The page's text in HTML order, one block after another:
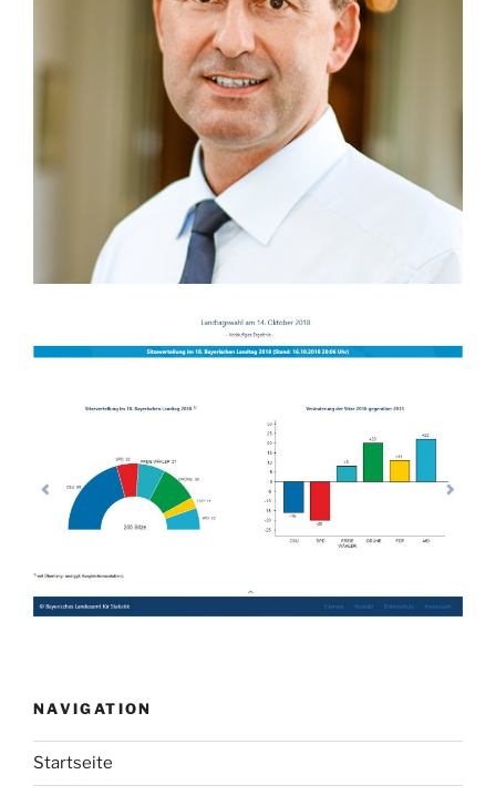
NAVIGATION
Startseite